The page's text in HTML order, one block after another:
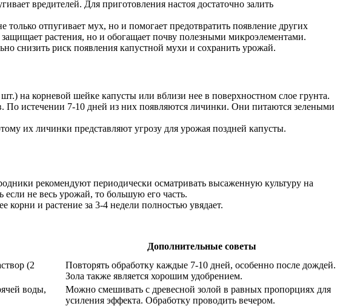
вредителей. Для приготовления настоя достаточно залить
отпугивает мух, но и помогает предотвратить появление других
растения, но и обогащает почву полезными микроэлементами.
снизить риск появления капустной мухи и сохранить урожай.
на корневой шейке капусты или вблизи нее в поверхностном слое грунта.
По истечении 7-10 дней из них появляются личинки. Они питаются зелеными
их личинки представляют угрозу для урожая поздней капусты.
рекомендуют периодически осматривать высаженную культуру на
не весь урожай, то большую его часть.
и растение за 3-4 недели полностью увядает.
Дополнительные советы
(2
Повторять обработку каждые 7-10 дней, особенно после дождей.
Зола также является хорошим удобрением.
воды,
Можно смешивать с древесной золой в равных пропорциях для
усиления эффекта. Обработку проводить вечером.